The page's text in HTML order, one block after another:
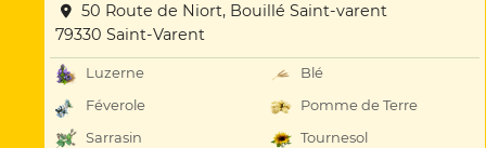
50 Route de Niort, Bouillé Saint-varent
79330 Saint-Varent
Luzerne
Blé
Féverole
Pomme de Terre
Sarrasin
Tournesol